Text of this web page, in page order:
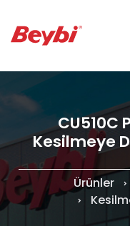
CU510C
Kesilmeye
Ürünler